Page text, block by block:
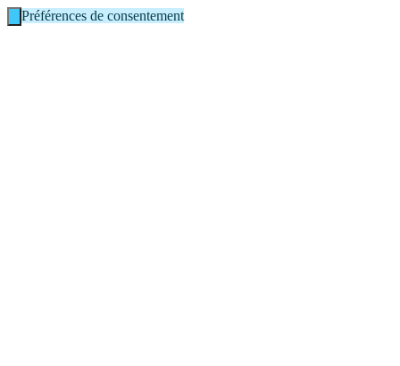
Préférences de consentement